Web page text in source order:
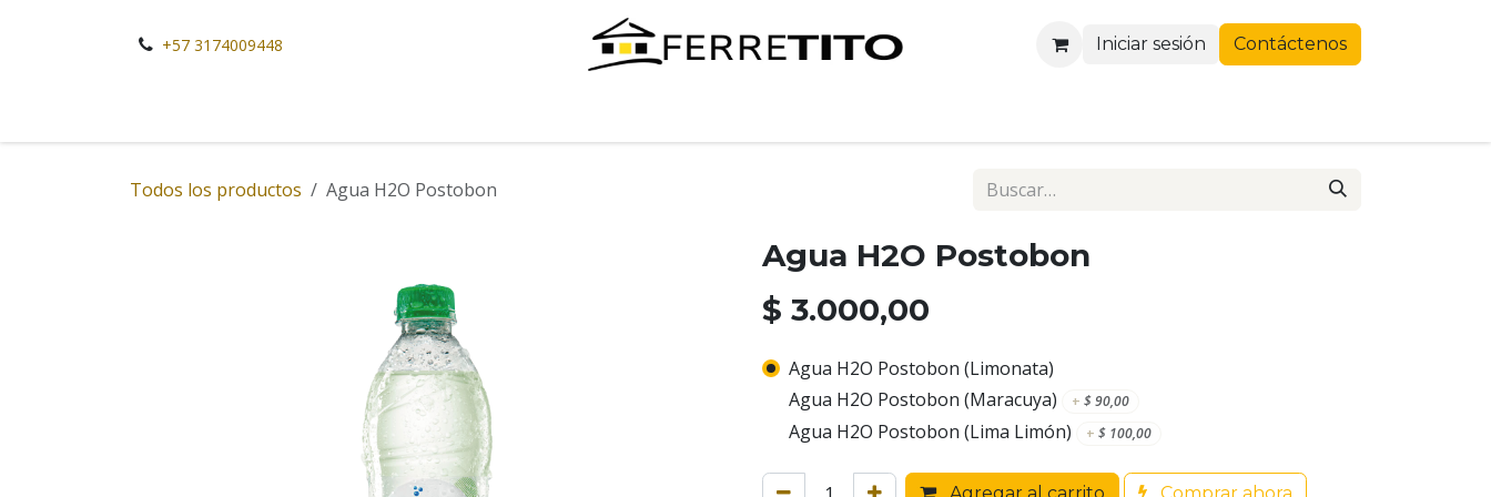
+57 3174009448
Iniciar sesión Contáctenos
Todos los productos Agua H2O Postobon
Agua H2O Postobon
$ 3.000,00
Agua H2O Postobon (Limonata)
Agua H2O Postobon (Maracuya)
+ $90,00
Agua H2O Postobon (Lima Limón) + $ 100,00